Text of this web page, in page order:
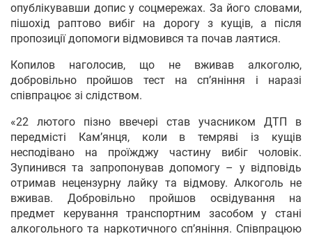
опублікувавши допис у соцмережах. За його словами,
пішохід раптово вибіг на дорогу з кущів, а після
пропозиції допомоги відмовився та почав лаятися.
Копилов наголосив, що не вживав алкоголю,
добровільно пройшов тест на сп’яніння і наразі
співпрацює зі слідством.
«22 лютого пізно ввечері став учасником ДТП в
передмісті Камʼянця, коли в темряві із кущів
несподівано на проїжджу частину вибіг чоловік.
Зупинився та запропонував допомогу – у відповідь
отримав нецензурну лайку та відмову. Алкоголь не
вживав. Добровільно пройшов освідування на
предмет керування транспортним засобом у стані
алкогольного та наркотичного спʼяніння. Співпрацюю